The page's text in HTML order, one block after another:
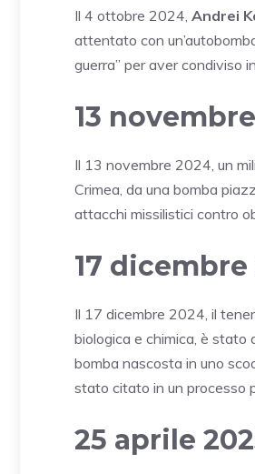
Il 4 ottobre 2024, Andrei
attentato con
guerra” per aver condiviso
13
Il 13 novembre 2024, un
Crimea, da una bomba
attacchi missilistici contro
17
Il 17 dicembre 2024, il
biologica e chimica, è
bomba nascosta in uno
stato citato in un processo
25 aprile